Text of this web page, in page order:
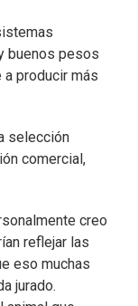
buenos pesos
producir más
selección
comercial,
creo
reflejar las
eso muchas
jurado.